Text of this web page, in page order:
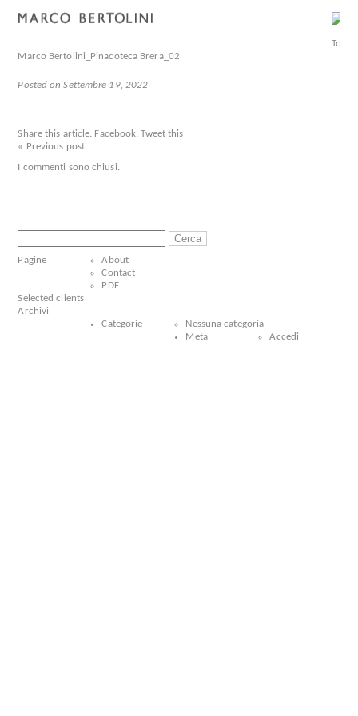
Marco Bertolini_Pinacoteca Brera_02
Posted on Settembre 19, 2022
Share this article: Facebook,Tweet this
« Previous post
I commenti sono chiusi.
per:
Pagine
About
Contact
PDF
Selected clients
Archivi
Categorie
Nessuna categoria
Meta
Accedi